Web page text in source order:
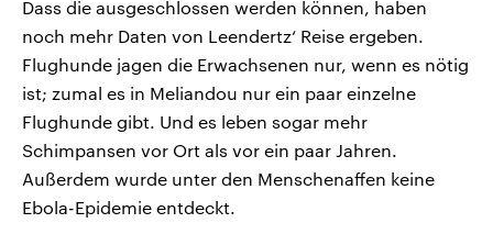
Dass die ausgeschlossen werden können, haben
noch mehr Daten von Leendertz‘ Reise ergeben.
Flughunde jagen die Erwachsenen nur, wenn es nötig
ist; zumal es in Meliandou nur ein paar einzelne
Flughunde gibt. Und es leben sogar mehr
Schimpansen vor Ort als vor ein paar Jahren.
Außerdem wurde unter den Menschenaffen keine
Ebola-Epidemie entdeckt.